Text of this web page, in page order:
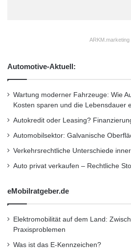
München vorgestellt und
Orginal-Meldung:
http://www.presseportal.de/
/ipd-studie-erzielt-eine-
immobilie-hoehere-renditen/
Dieser Artikel wurde
Schlagwörter::2011•B2B
Deutschland•Entscheider•
Familienunternehmer•
ARKM.marketing
Automotive-Aktuell:
Wartung moderner Fahrzeuge: Wie
Kosten sparen und die Lebensdauer
Autokredit oder Leasing?
Automobilsektor: Galvanische
Verkehrsrechtliche Unterschiede
Auto privat verkaufen – Rechtliche
eMobilratgeber.de
Elektromobilität auf dem Land:
Praxisproblemen
Was ist das E-Kennzeichen?